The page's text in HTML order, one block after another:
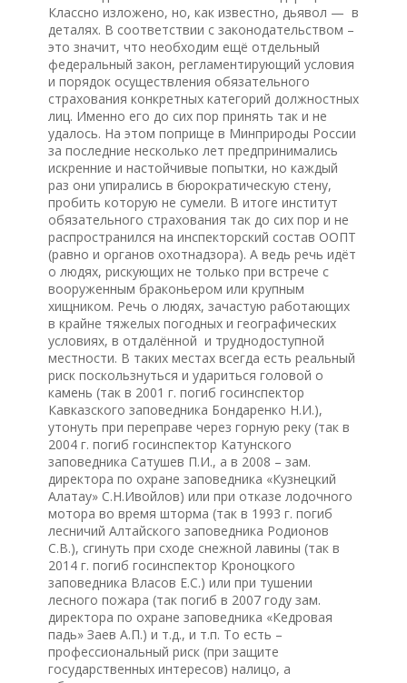
Классно изложено, но, как известно, дьявол — в
деталях. В соответствии с законодательством –
это значит, что необходим ещё отдельный
федеральный закон, регламентирующий условия
и порядок осуществления обязательного
страхования конкретных категорий должностных
лиц. Именно его до сих пор принять так и не
удалось. На этом поприще в Минприроды России
за последние несколько лет предпринимались
искренние и настойчивые попытки, но каждый
раз они упирались в бюрократическую стену,
пробить которую не сумели. В итоге институт
обязательного страхования так до сих пор и не
распространился на инспекторский состав ООПТ
(равно и органов охотнадзора). А ведь речь идёт
о людях, рискующих не только при встрече с
вооруженным браконьером или крупным
хищником. Речь о людях, зачастую работающих
в крайне тяжелых погодных и географических
условиях, в отдалённой и труднодоступной
местности. В таких местах всегда есть реальный
риск поскользнуться и удариться головой о
камень (так в 2001 г. погиб госинспектор
Кавказского заповедника Бондаренко Н.И.),
утонуть при переправе через горную реку (так в
2004 г. погиб госинспектор Катунского
заповедника Сатушев П.И., а в 2008 – зам.
директора по охране заповедника «Кузнецкий
Алатау» С.Н.Ивойлов) или при отказе лодочного
мотора во время шторма (так в 1993 г. погиб
лесничий Алтайского заповедника Родионов
С.В.), сгинуть при сходе снежной лавины (так в
2014 г. погиб госинспектор Кроноцкого
заповедника Власов Е.С.) или при тушении
лесного пожара (так погиб в 2007 году зам.
директора по охране заповедника «Кедровая
падь» Заев А.П.) и т.д., и т.п. То есть –
профессиональный риск (при защите
государственных интересов) налицо, а